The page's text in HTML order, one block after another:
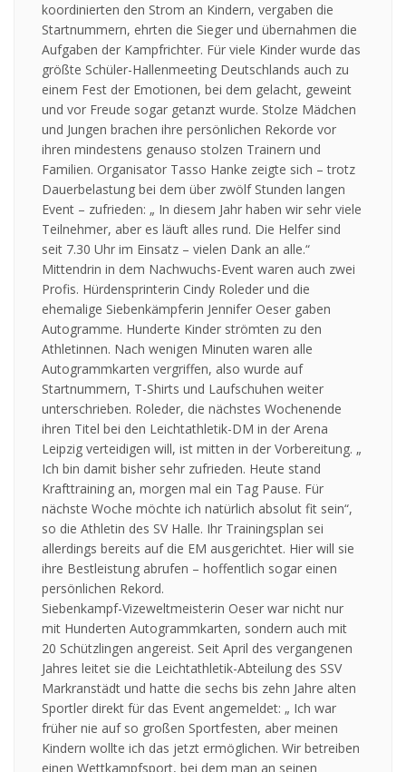
koordinierten den Strom an Kindern, vergaben die
Startnummern, ehrten die Sieger und übernahmen die
Aufgaben der Kampfrichter. Für viele Kinder wurde das
größte Schüler-Hallenmeeting Deutschlands auch zu
einem Fest der Emotionen, bei dem gelacht, geweint
und vor Freude sogar getanzt wurde. Stolze Mädchen
und Jungen brachen ihre persönlichen Rekorde vor
ihren mindestens genauso stolzen Trainern und
Familien. Organisator Tasso Hanke zeigte sich – trotz
Dauerbelastung bei dem über zwölf Stunden langen
Event – zufrieden: „ In diesem Jahr haben wir sehr viele
Teilnehmer, aber es läuft alles rund. Die Helfer sind
seit 7.30 Uhr im Einsatz – vielen Dank an alle.“
Mittendrin in dem Nachwuchs-Event waren auch zwei
Profis. Hürdensprinterin Cindy Roleder und die
ehemalige Siebenkämpferin Jennifer Oeser gaben
Autogramme. Hunderte Kinder strömten zu den
Athletinnen. Nach wenigen Minuten waren alle
Autogrammkarten vergriffen, also wurde auf
Startnummern, T-Shirts und Laufschuhen weiter
unterschrieben. Roleder, die nächstes Wochenende
ihren Titel bei den Leichtathletik-DM in der Arena
Leipzig verteidigen will, ist mitten in der Vorbereitung. „
Ich bin damit bisher sehr zufrieden. Heute stand
Krafttraining an, morgen mal ein Tag Pause. Für
nächste Woche möchte ich natürlich absolut fit sein“,
so die Athletin des SV Halle. Ihr Trainingsplan sei
allerdings bereits auf die EM ausgerichtet. Hier will sie
ihre Bestleistung abrufen – hoffentlich sogar einen
persönlichen Rekord.
Siebenkampf-Vizeweltmeisterin Oeser war nicht nur
mit Hunderten Autogrammkarten, sondern auch mit
20 Schützlingen angereist. Seit April des vergangenen
Jahres leitet sie die Leichtathletik-Abteilung des SSV
Markranstädt und hatte die sechs bis zehn Jahre alten
Sportler direkt für das Event angemeldet: „ Ich war
früher nie auf so großen Sportfesten, aber meinen
Kindern wollte ich das jetzt ermöglichen. Wir betreiben
einen Wettkampfsport, bei dem man an seinen